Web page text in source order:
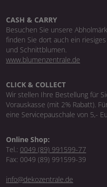
CASH & CARRY
Besuchen Sie unsere
finden Sie dort auch ein
und Schnittblumen.
www.blumenzentrale.de
CLICK & COLLECT
Wir stellen Ihre Bestellung für
Vorauskasse (mit 2% Rabatt).
eine Servicepauschale von 5,-
Online Shop:
Tel.: 0049 (89) 991599-77
Fax: 0049 (89) 991599-39
info@dekozentrale.de